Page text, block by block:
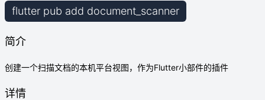
flutter pub add document_scanner
简介
创建一个扫描文档的本机平台视图，作为Flutter小部件的插件
详情